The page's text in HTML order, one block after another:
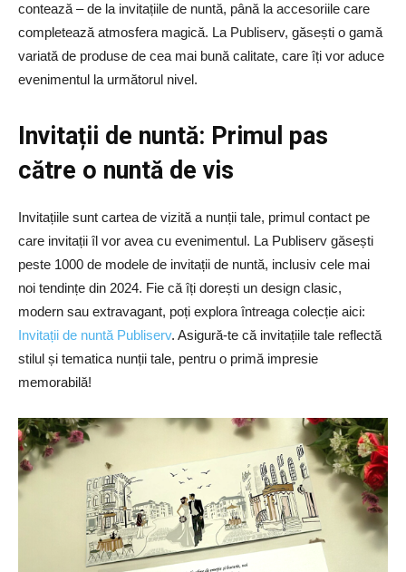
contează – de la invitațiile de nuntă, până la accesoriile care
completează atmosfera magică. La Publiserv, găsești o gamă
variată de produse de cea mai bună calitate, care îți vor aduce
evenimentul la următorul nivel.
Invitații de nuntă: Primul pas
către o nuntă de vis
Invitațiile sunt cartea de vizită a nunții tale, primul contact pe
care invitații îl vor avea cu evenimentul. La Publiserv găsești
peste 1000 de modele de invitații de nuntă, inclusiv cele mai
noi tendințe din 2024. Fie că îți dorești un design clasic,
modern sau extravagant, poți explora întreaga colecție aici:
Invitații de nuntă Publiserv. Asigură-te că invitațiile tale reflectă
stilul și tematica nunții tale, pentru o primă impresie
memorabilă!